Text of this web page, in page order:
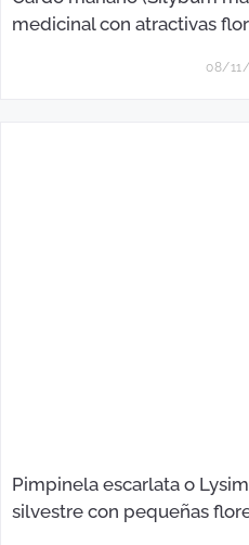
medicinal con atractivas
08/
Pimpinela escarlata o
silvestre con pequeñas